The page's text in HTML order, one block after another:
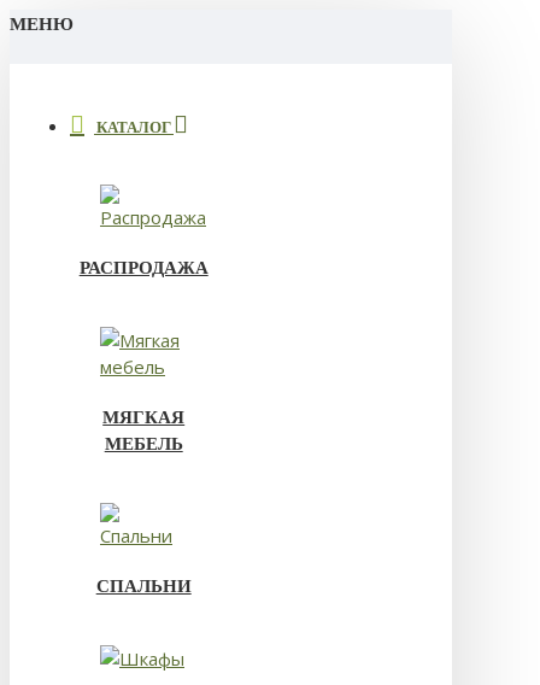
МЕНЮ
КАТАЛОГ
РАСПРОДАЖА
МЯГКАЯ
МЕБЕЛЬ
СПАЛЬНИ